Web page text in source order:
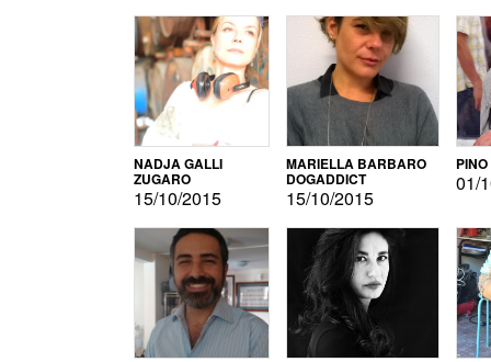
NADJA GALLI
ZUGARO
15/10/2015
MARIELLA BARBARO
DOGADDICT
15/10/2015
01/